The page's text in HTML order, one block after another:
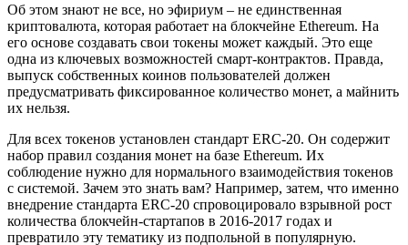
Об этом знают не все, но эфириум – не единственная
криптовалюта, которая работает на блокчейне Ethereum. На
его основе создавать свои токены может каждый. Это еще
одна из ключевых возможностей смарт-контрактов. Правда,
выпуск собственных коинов пользователей должен
предусматривать фиксированное количество монет, а майнить
их нельзя.
Для всех токенов установлен стандарт ERC-20. Он содержит
набор правил создания монет на базе Ethereum. Их
соблюдение нужно для нормального взаимодействия токенов
с системой. Зачем это знать вам? Например, затем, что именно
внедрение стандарта ERC-20 спровоцировало взрывной рост
количества блокчейн-стартапов в 2016-2017 годах и
превратило эту тематику из подпольной в популярную.